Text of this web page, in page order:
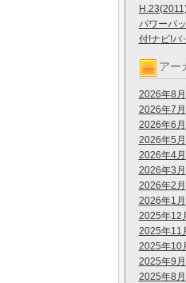
パワーパ
付!ナビ!バ
アー
2026年8月
2026年7月
2026年6月
2026年5月
2026年4月
2026年3月
2026年2月
2026年1月
2025年12
2025年11
2025年10
2025年9月
2025年8月